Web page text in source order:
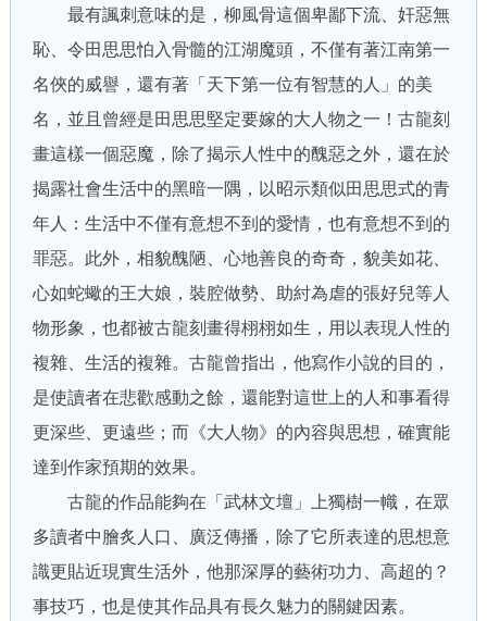
最有諷刺意味的是，柳風骨這個卑鄙下流、奸惡無
恥、令田思思怕入骨髓的江湖魔頭，不僅有著江南第一
名俠的威譽，還有著「天下第一位有智慧的人」的美
名，並且曾經是田思思堅定要嫁的大人物之一！古龍刻
畫這樣一個惡魔，除了揭示人性中的醜惡之外，還在於
揭露社會生活中的黑暗一隅，以昭示類似田思思式的青
年人：生活中不僅有意想不到的愛情，也有意想不到的
罪惡。此外，相貌醜陋、心地善良的奇奇，貌美如花、
心如蛇蠍的王大娘，裝腔做勢、助紂為虐的張好兒等人
物形象，也都被古龍刻畫得栩栩如生，用以表現人性的
複雜、生活的複雜。古龍曾指出，他寫作小說的目的，
是使讀者在悲歡感動之餘，還能對這世上的人和事看得
更深些、更遠些；而《大人物》的內容與思想，確實能
達到作家預期的效果。
古龍的作品能夠在「武林文壇」上獨樹一幟，在眾
多讀者中膾炙人口、廣泛傳播，除了它所表達的思想意
識更貼近現實生活外，他那深厚的藝術功力、高超的？
事技巧，也是使其作品具有長久魅力的關鍵因素。